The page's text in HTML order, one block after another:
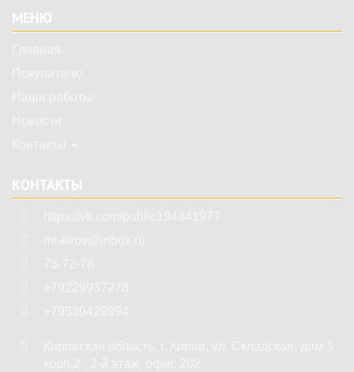
МЕНЮ
КОНТАКТЫ